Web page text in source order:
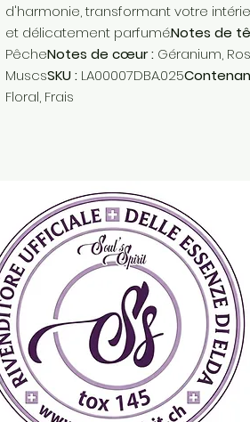
d'harmonie, transformant votre
et délicatement parfumé.Notes de
PêcheNotes de cœur : Géranium,
MuscsSKU : LA00007DBA.025
Floral, Frais